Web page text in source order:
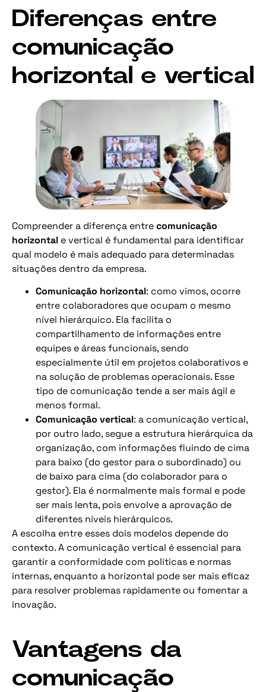
Diferenças entre
comunicação
horizontal e vertical
Compreender a diferença entrecomunicação
horizontal e vertical é fundamental para identificar
qual modelo é mais adequado para determinadas
situações dentro da empresa.
Comunicação horizontal: como vimos, ocorre
entre colaboradores que ocupam o mesmo
nível hierárquico. Ela facilita o
compartilhamento de informações entre
equipes e áreas funcionais, sendo
especialmente útil em projetos colaborativos e
na solução de problemas operacionais. Esse
tipo de comunicação tende a ser mais ágil e
menos formal.
Comunicação vertical: a comunicação vertical,
por outro lado, segue a estrutura hierárquica da
organização, com informações fluindo de cima
para baixo (do gestor para o subordinado) ou
de baixo para cima (do colaborador para o
gestor). Ela é normalmente mais formal e pode
ser mais lenta, pois envolve a aprovação de
diferentes níveis hierárquicos.
A escolha entre esses dois modelos depende do
contexto. A comunicação vertical é essencial para
garantir a conformidade com políticas e normas
internas, enquanto a horizontal pode ser mais eficaz
para resolver problemas rapidamente ou fomentar a
inovação.
Vantagens da
comunicação